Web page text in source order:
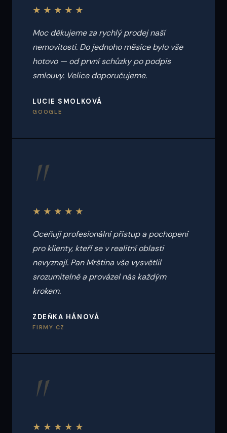
★★★★★
Moc děkujeme za rychlý prodej naší
nemovitosti. Do jednoho měsíce bylo vše
hotovo — od první schůzky po podpis
smlouvy. Velice doporučujeme.
LUCIE SMOLKOVÁ
GOOGLE
"
★★★★★
Oceňuji profesionální přístup a pochopení
pro klienty, kteří se v realitní oblasti
nevyznají. Pan Mrština vše vysvětlil
srozumitelně a provázel nás každým
krokem.
ZDEŇKA HÁNOVÁ
FIRMY.CZ
"
★★★★★